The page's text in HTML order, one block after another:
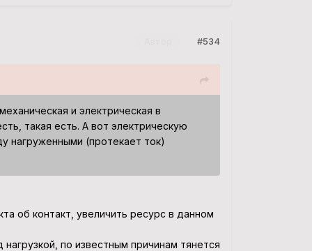
#534
и электрическая в
такая есть. А вот электрическую
нагруженными (протекает ток)
об контакт, увеличить ресурс в данном
по известным причинам тянется